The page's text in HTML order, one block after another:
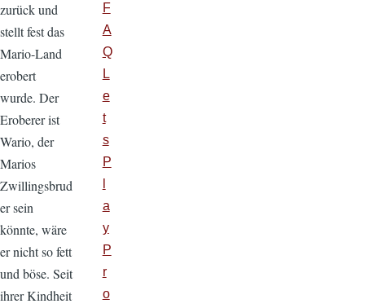
zurück und
stellt fest das
Mario-Land
erobert
wurde. Der
Eroberer ist
Wario, der
Marios
Zwillingsbrud
er sein
könnte, wäre
er nicht so fett
und böse. Seit
ihrer Kindheit
F
A
Q
L
e
t
s
P
a
y
P
r
o